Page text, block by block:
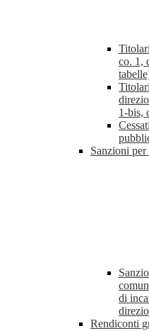
co. 1,
1-bis,
Sanzioni
di
Rendiconti